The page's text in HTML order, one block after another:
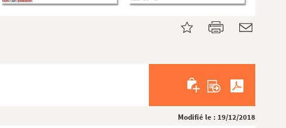
Modifié le : 19/12/2018